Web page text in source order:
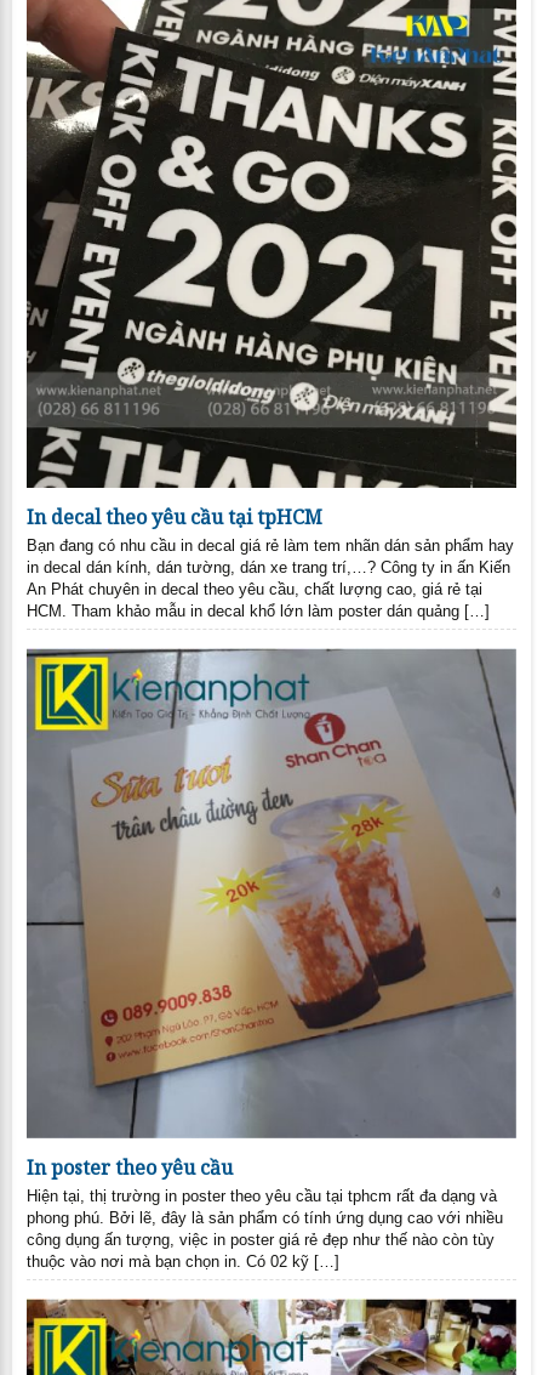
In decal theo yêu cầu tại tpHCM
Bạn đang có nhu cầu in decal giá rẻ làm tem nhãn dán sản phẩm hay
in decal dán kính, dán tường, dán xe trang trí,…? Công ty in ấn Kiến
An Phát chuyên in decal theo yêu cầu, chất lượng cao, giá rẻ tại
HCM. Tham khảo mẫu in decal khổ lớn làm poster dán quảng […]
In poster theo yêu cầu
Hiện tại, thị trường in poster theo yêu cầu tại tphcm rất đa dạng và
phong phú. Bởi lẽ, đây là sản phẩm có tính ứng dụng cao với nhiều
công dụng ấn tượng, việc in poster giá rẻ đẹp như thế nào còn tùy
thuộc vào nơi mà bạn chọn in. Có 02 kỹ […]